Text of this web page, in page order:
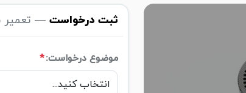
ثبت درخواست — تعمیر
موضوع درخواست:*